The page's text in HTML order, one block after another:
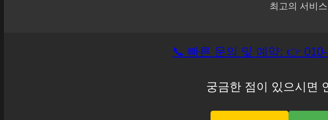
최고의 서비
📞 빠른 문의 및 예약: 👉
궁금한 점이 있으시면